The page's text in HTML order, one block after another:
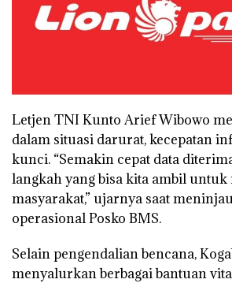
Letjen TNI Kunto Arief Wibowo
dalam situasi darurat, kecepatan
kunci. “Semakin cepat data
langkah yang bisa kita ambil
masyarakat,” ujarnya saat
operasional Posko BMS.
Selain pengendalian bencana,
menyalurkan berbagai bantuan